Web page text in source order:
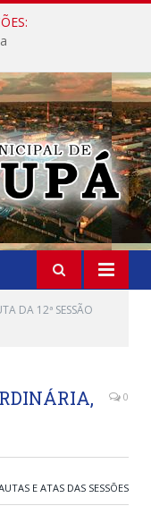
DA 12ª SESSÃO
0
E ATAS DAS SESSÕES